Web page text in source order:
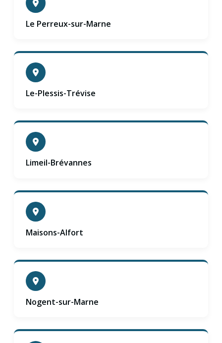
Le Perreux-sur-Marne
Le-Plessis-Trévise
Limeil-Brévannes
Maisons-Alfort
Nogent-sur-Marne